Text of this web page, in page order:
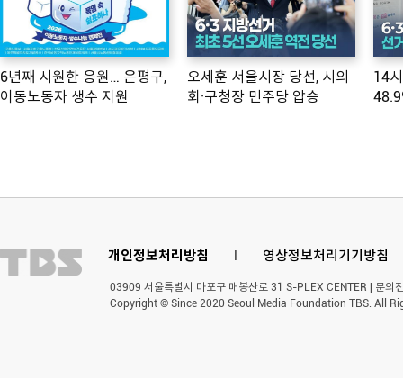
6년째 시원한 응원… 은평구,
이동노동자 생수 지원
오세훈 서울시장 당선, 시의
회·구청장 민주당 압승
14
개인정보처리방침 l 영상정보처리기기방침
03909 서울특별시 마포구 매봉산로 31 S-PLEX CENTER | 문
Copyright © Since 2020 Seoul Media Foundation TBS. All